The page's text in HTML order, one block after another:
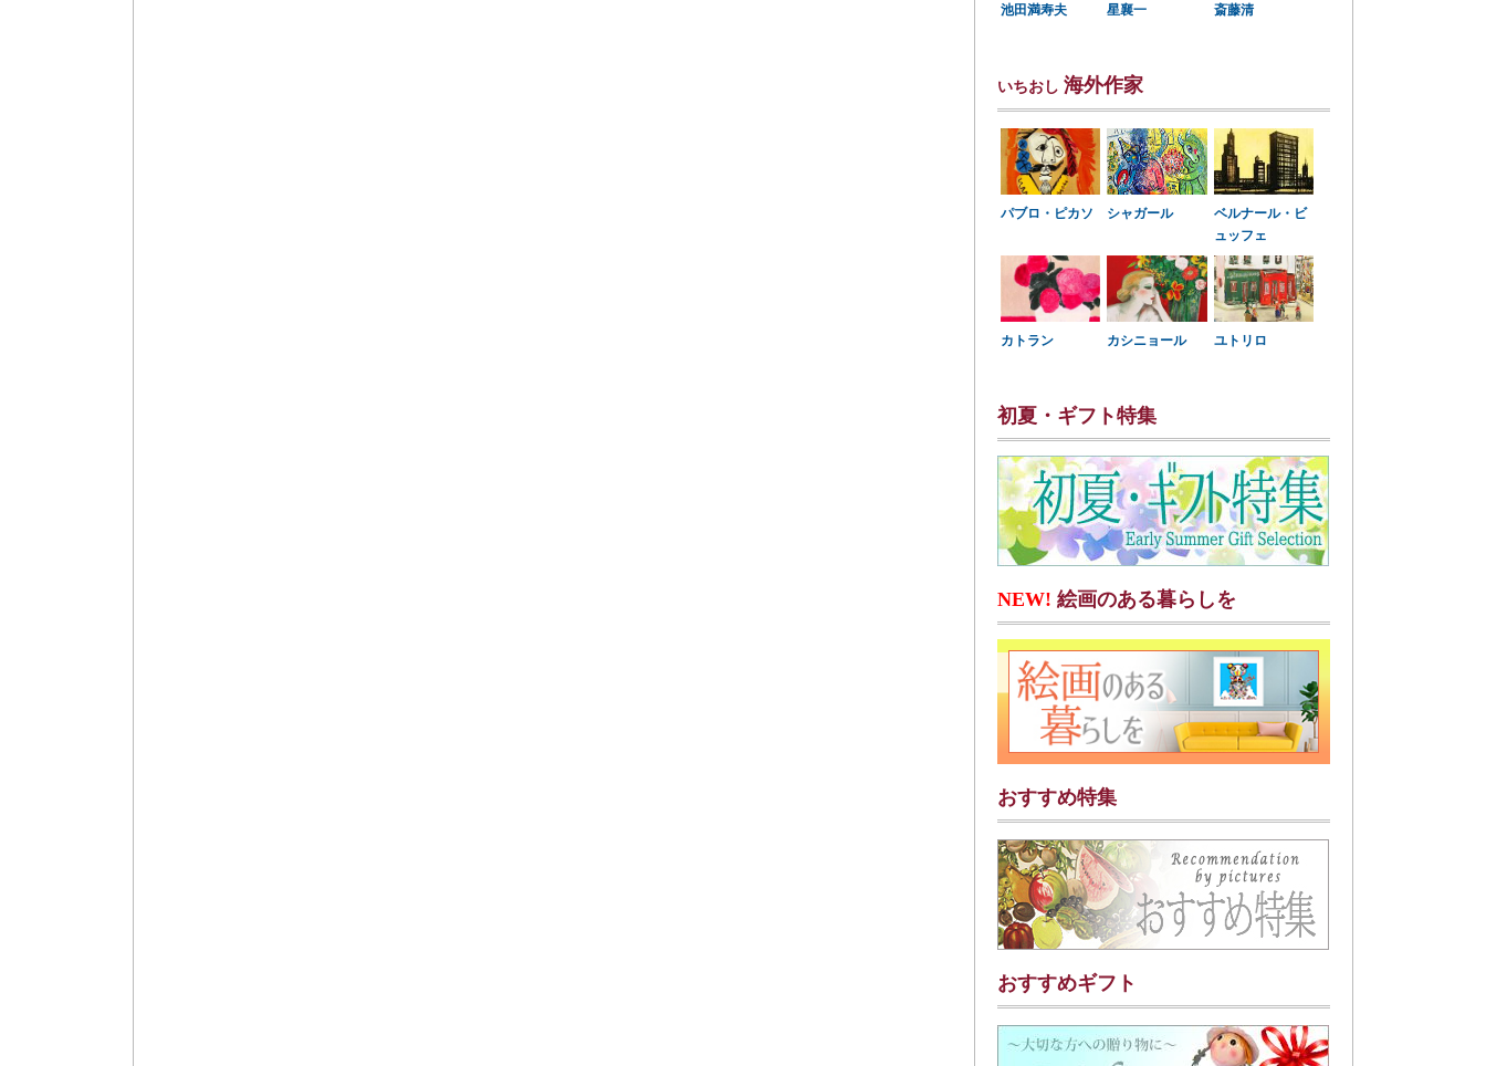
池田満寿夫 星襄一 斎藤清
いちおし 海外作家
パブロ・ピカソ シャガール
ベルナール・ビ
ュッフェ
カトラン カシニョール ユトリロ
初夏・ギフト特集
NEW! 絵画のある暮らしを
おすすめ特集
おすすめギフト